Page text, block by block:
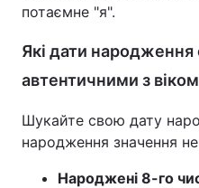
потаємне "я".
Які дати народження
автентичними з віком
Шукайте свою дату
народження значення
Народжені 8-го